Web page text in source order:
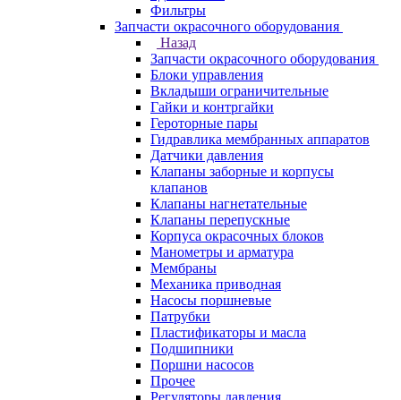
Фильтры
Запчасти окрасочного оборудования
Назад
Запчасти окрасочного оборудования
Блоки управления
Вкладыши ограничительные
Гайки и контргайки
Героторные пары
Гидравлика мембранных аппаратов
Датчики давления
Клапаны заборные и корпусы
клапанов
Клапаны нагнетательные
Клапаны перепускные
Корпуса окрасочных блоков
Манометры и арматура
Мембраны
Механика приводная
Насосы поршневые
Патрубки
Пластификаторы и масла
Подшипники
Поршни насосов
Прочее
Регуляторы давления